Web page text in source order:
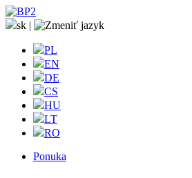
sk |
PL
EN
DE
CS
HU
LT
RO
Ponuka